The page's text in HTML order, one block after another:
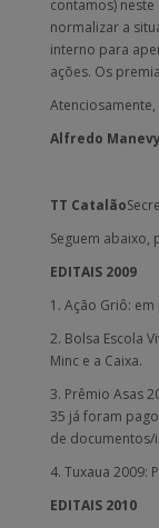
contamos)
normalizar a
interno para
ações. Os
Atenciosamente,
Alfredo Manevy
TT Catalão
Seguem abaixo,
EDITAIS 2009
1. Ação Griô:
2. Bolsa Escola
Minc e a Caixa.
3. Prêmio Asas
35 já foram
de documentos/
4. Tuxaua 2009:
EDITAIS 2010